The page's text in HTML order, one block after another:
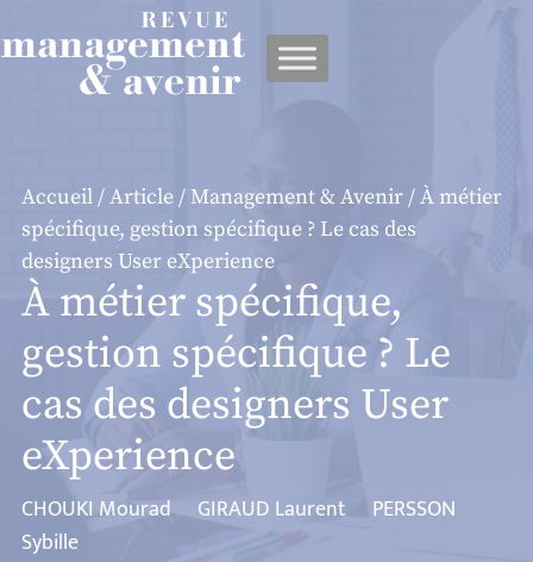
Accueil/Article/ Management & Avenir/ À métier
spécifique, gestion spécifique ? Le cas des
designers User eXperience
À métier spécifique,
gestion spécifique ? Le
cas des designers User
eXperience
CHOUKI Mourad GIRAUD Laurent
PERSSON
Sybille
Panneau de gestion des cookies